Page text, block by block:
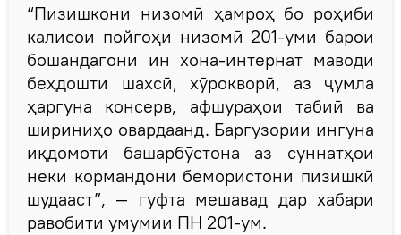
“Пизишкони низомӣ ҳамроҳ бо роҳиби
калисои пойгоҳи низомӣ 201-уми барои
бошандагони ин хона-интернат маводи
беҳдошти шахсӣ, хӯрокворӣ, аз ҷумла
ҳаргуна консерв, афшураҳои табиӣ ва
шириниҳо овардаанд. Баргузории ингуна
иқдомоти башарбӯстона аз суннатҳои
неки кормандони бемористони пизишкӣ
шудааст”, — гуфта мешавад дар хабари
равобити умумии ПН 201-ум.